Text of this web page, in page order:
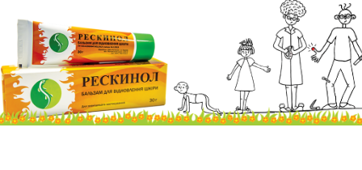
Продукты
Применение
Где купить